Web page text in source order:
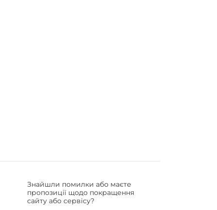
Знайшли помилки або маєте
пропозиції щодо покращення
сайту або сервісу?